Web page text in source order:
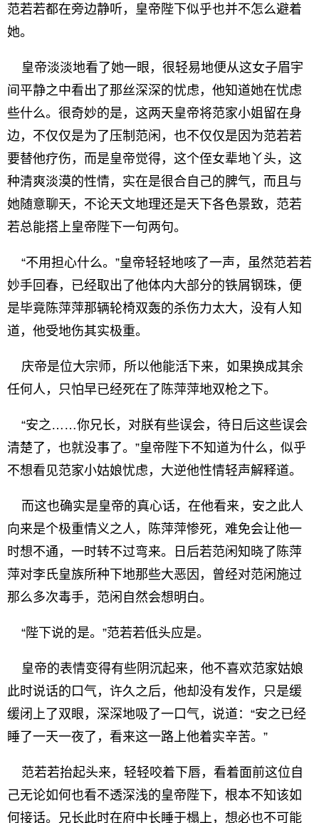
范若若都在旁边静听，皇帝陛下似乎也并不怎么避着
她。
皇帝淡淡地看了她一眼，很轻易地便从这女子眉宇
间平静之中看出了那丝深深的忧虑，他知道她在忧虑
些什么。很奇妙的是，这两天皇帝将范家小姐留在身
边，不仅仅是为了压制范闲，也不仅仅是因为范若若
要替他疗伤，而是皇帝觉得，这个侄女辈地丫头，这
种清爽淡漠的性情，实在是很合自己的脾气，而且与
她随意聊天，不论天文地理还是天下各色景致，范若
若总能搭上皇帝陛下一句两句。
“不用担心什么。”皇帝轻轻地咳了一声，虽然范若若
妙手回春，已经取出了他体内大部分的铁屑钢珠，便
是毕竟陈萍萍那辆轮椅双轰的杀伤力太大，没有人知
道，他受地伤其实极重。
庆帝是位大宗师，所以他能活下来，如果换成其余
任何人，只怕早已经死在了陈萍萍地双枪之下。
“安之……你兄长，对朕有些误会，待日后这些误会
清楚了，也就没事了。”皇帝陛下不知道为什么，似乎
不想看见范家小姑娘忧虑，大逆他性情轻声解释道。
而这也确实是皇帝的真心话，在他看来，安之此人
向来是个极重情义之人，陈萍萍惨死，难免会让他一
时想不通，一时转不过弯来。日后若范闲知晓了陈萍
萍对李氏皇族所种下地那些大恶因，曾经对范闲施过
那么多次毒手，范闲自然会想明白。
“陛下说的是。”范若若低头应是。
皇帝的表情变得有些阴沉起来，他不喜欢范家姑娘
此时说话的口气，许久之后，他却没有发作，只是缓
缓闭上了双眼，深深地吸了一口气，说道：“安之已经
睡了一天一夜了，看来这一路上他着实辛苦。”
范若若抬起头来，轻轻咬着下唇，看着面前这位自
己无论如何也看不透深浅的皇帝陛下，根本不知该如
何接话。兄长此时在府中长睡于榻上，想必也不可能